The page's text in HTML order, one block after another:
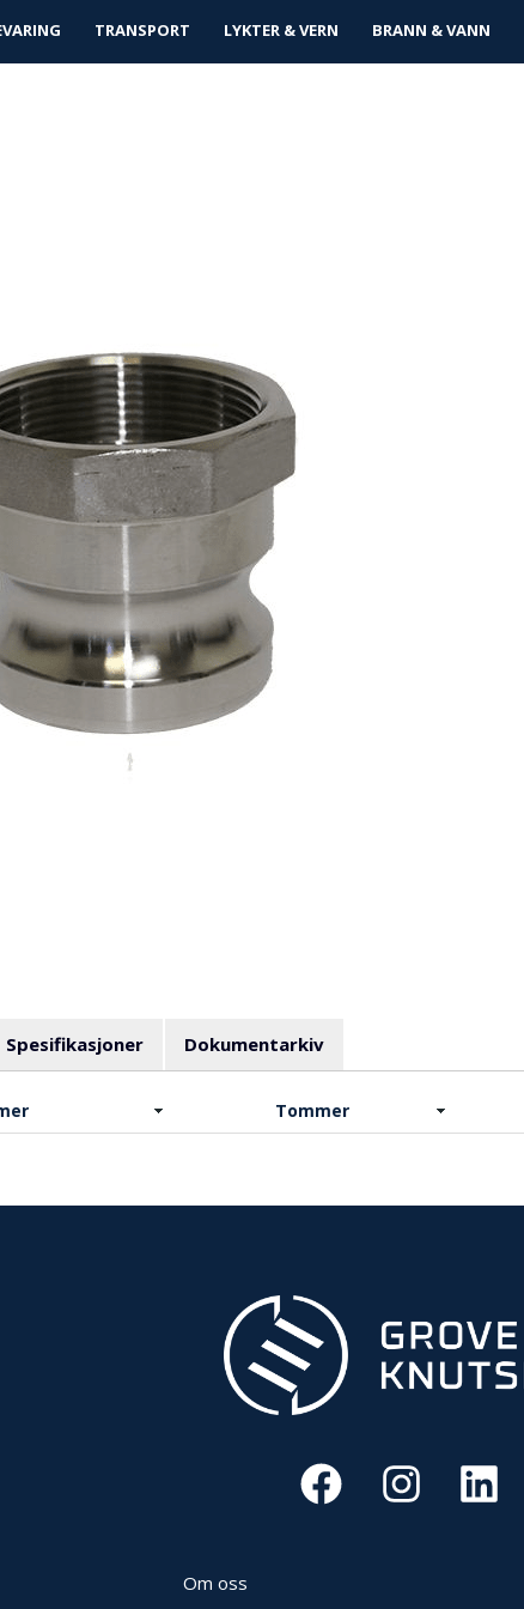
| Prosjektløsninger
TRANSPORT LYKTER & VERN BRANN & VANN
Spesifikasjoner Dokumentarkiv
Tommer
Om oss